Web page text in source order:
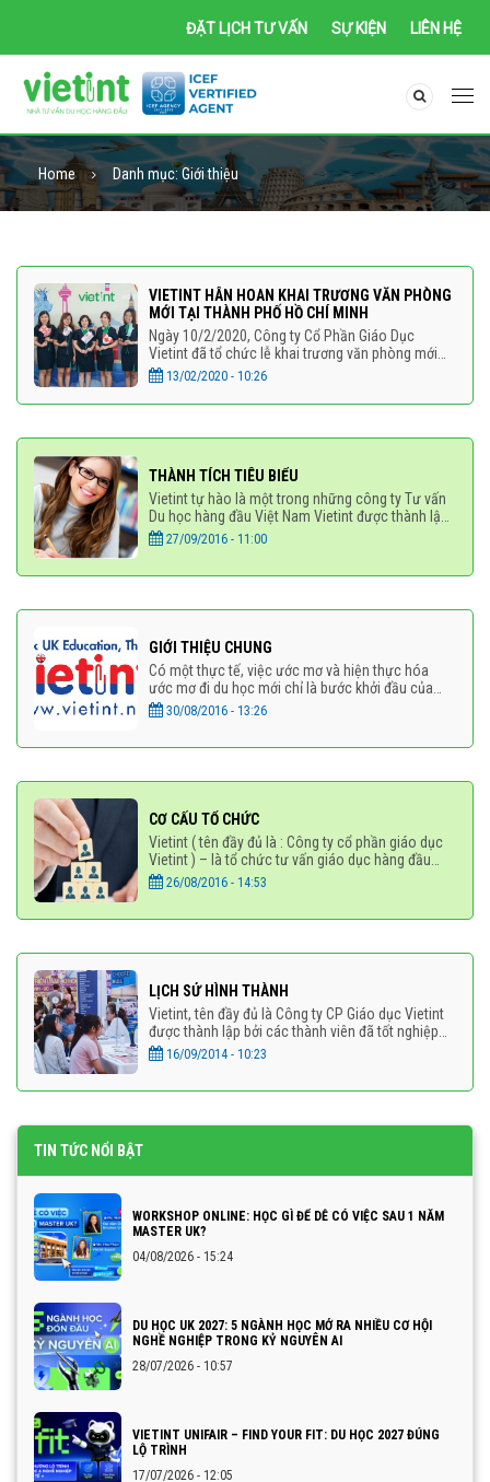
ĐẶT LỊCH TƯ VẤN SỰ KIỆN LIÊN HỆ
Home Danh mục: Giới thiệu
TIN TỨC NỔI BẬT
WORKSHOP ONLINE: HỌC GÌ ĐỂ DỄ CÓ VIỆC SAU 1 NĂM
MASTER UK?
04/08/2026 - 15:24
DU HỌC UK 2027: 5 NGÀNH HỌC MỞ RA NHIỀU CƠ HỘI
NGHỀ NGHIỆP TRONG KỶ NGUYÊN AI
28/07/2026 - 10:57
VIETINT UNIFAIR – FIND YOUR FIT: DU HỌC 2027 ĐÚNG
LỘ TRÌNH
17/07/2026 - 12:05
VIETINT HÂN HOAN KHAI TRƯƠNG VĂN PHÒNG
MỚI TẠI THÀNH PHỐ HỒ CHÍ MINH
Ngày 10/2/2020, Công ty Cổ Phần Giáo Dục
Vietint đã tổ chức lễ khai trương văn phòng mới
tại tầng 5, tòa nhà số 96, phường 1, quận Bình
Thạnh, HCM.
13/02/2020 - 10:26
THÀNH TÍCH TIÊU BIỂU
Vietint tự hào là một trong những công ty Tư vấn
Du học hàng đầu Việt Nam Vietint được thành lập
vào năm 2005 bởi các thành viên đã tốt nghiệp
hạng ưu tại
27/09/2016 - 11:00
GIỚI THIỆU CHUNG
Có một thực tế, việc ước mơ và hiện thực hóa
ước mơ đi du học mới chỉ là bước khởi đầu của
một chặng đường dài, mà phía trước có rất nhiều
gian
30/08/2016 - 13:26
CƠ CẤU TỔ CHỨC
Vietint ( tên đầy đủ là : Công ty cổ phần giáo dục
Vietint ) – là tổ chức tư vấn giáo dục hàng đầu
hiện nay tại Việt Nam, là 1 trong 5 đơn vị hàng đầu
26/08/2016 - 14:53
LỊCH SỬ HÌNH THÀNH
Vietint, tên đầy đủ là Công ty CP Giáo dục Vietint
được thành lập bởi các thành viên đã tốt nghiệp
hạng ưu tại các trường Đại học nổi tiếng của
Vương
16/09/2014 - 10:23